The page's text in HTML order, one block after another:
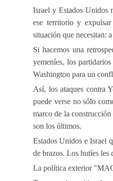
Israel y Estados Unidos
ese territorio y
situación que necesitan:
Si hacemos una
yemeníes, los
Washington para un
Así, los ataques contra
puede verse no sólo
marco de la
son los últimos.
Estados Unidos e Israel
de brazos. Los hutíes les
La política exterior